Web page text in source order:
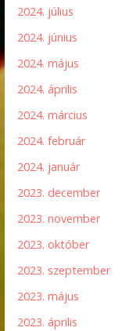
2024. július
2024. június
2024. május
2024. április
2024. március
2024. február
2024. január
2023. december
2023. november
2023. október
2023. szeptember
2023. május
2023. április